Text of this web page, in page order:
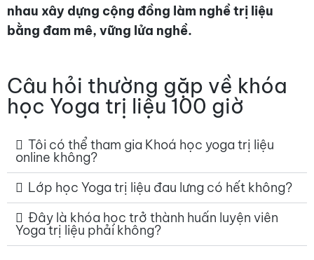
nhau xây dựng cộng đồng làm nghề trị liệu
bằng đam mê, vững lửa nghề.
Câu hỏi thường gặp về khóa
học Yoga trị liệu 100 giờ
Tôi có thể tham gia Khoá học yoga trị liệu
online không?
Lớp học Yoga trị liệu đau lưng có hết không?
Đây là khóa học trở thành huấn luyện viên
Yoga trị liệu phải không?